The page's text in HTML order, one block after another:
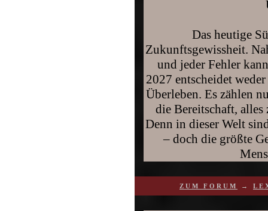
Das heutige
Zukunftsgewissheit.
und jeder Fehler
2027 entscheidet
Überleben. Es zählen
die Bereitschaft,
Denn in dieser Welt
– doch die größte
ZUM FORUM →